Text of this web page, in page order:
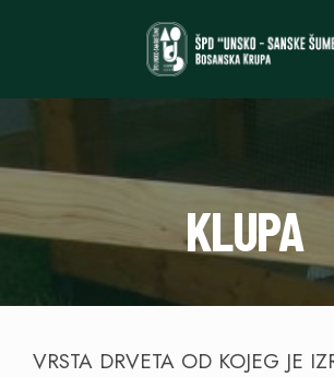
KLUPA
VRSTA DRVETA OD KOJEG JE